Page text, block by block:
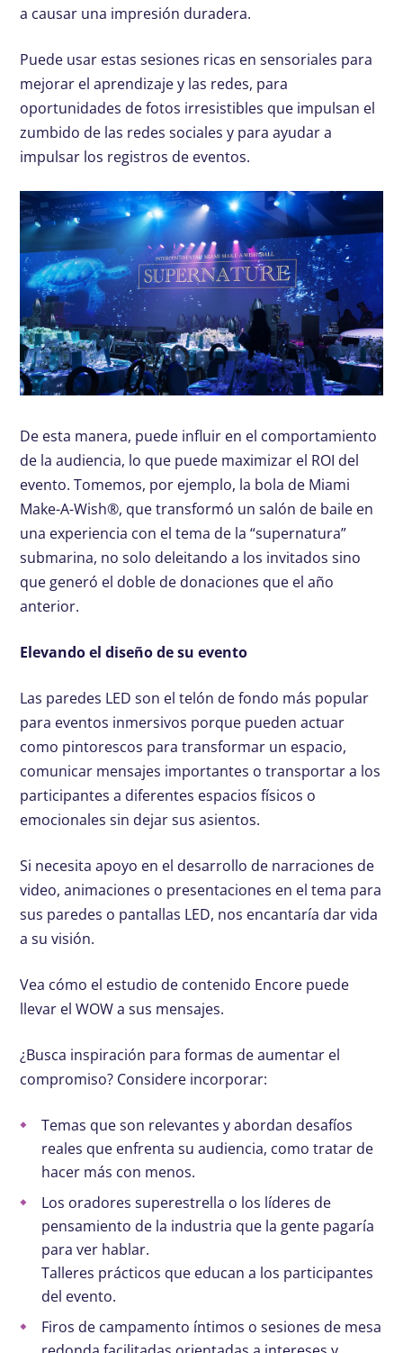
a causar una impresión duradera.
Puede usar estas sesiones ricas en sensoriales para
mejorar el aprendizaje y las redes, para
oportunidades de fotos irresistibles que impulsan el
zumbido de las redes sociales y para ayudar a
impulsar los registros de eventos.
De esta manera, puede influir en el comportamiento
de la audiencia, lo que puede maximizar el ROI del
evento. Tomemos, por ejemplo, la bola de Miami
Make-A-Wish®, que transformó un salón de baile en
una experiencia con el tema de la “supernatura”
submarina, no solo deleitando a los invitados sino
que generó el doble de donaciones que el año
anterior.
Elevando el diseño de su evento
Las paredes LED son el telón de fondo más popular
para eventos inmersivos porque pueden actuar
como pintorescos para transformar un espacio,
comunicar mensajes importantes o transportar a los
participantes a diferentes espacios físicos o
emocionales sin dejar sus asientos.
Si necesita apoyo en el desarrollo de narraciones de
video, animaciones o presentaciones en el tema para
sus paredes o pantallas LED, nos encantaría dar vida
a su visión.
Vea cómo el estudio de contenido Encore puede
llevar el WOW a sus mensajes.
¿Busca inspiración para formas de aumentar el
compromiso? Considere incorporar:
Temas que son relevantes y abordan desafíos
reales que enfrenta su audiencia, como tratar de
hacer más con menos.
Los oradores superestrella o los líderes de
pensamiento de la industria que la gente pagaría
para ver hablar.
Talleres prácticos que educan a los participantes
del evento.
Firos de campamento íntimos o sesiones de mesa